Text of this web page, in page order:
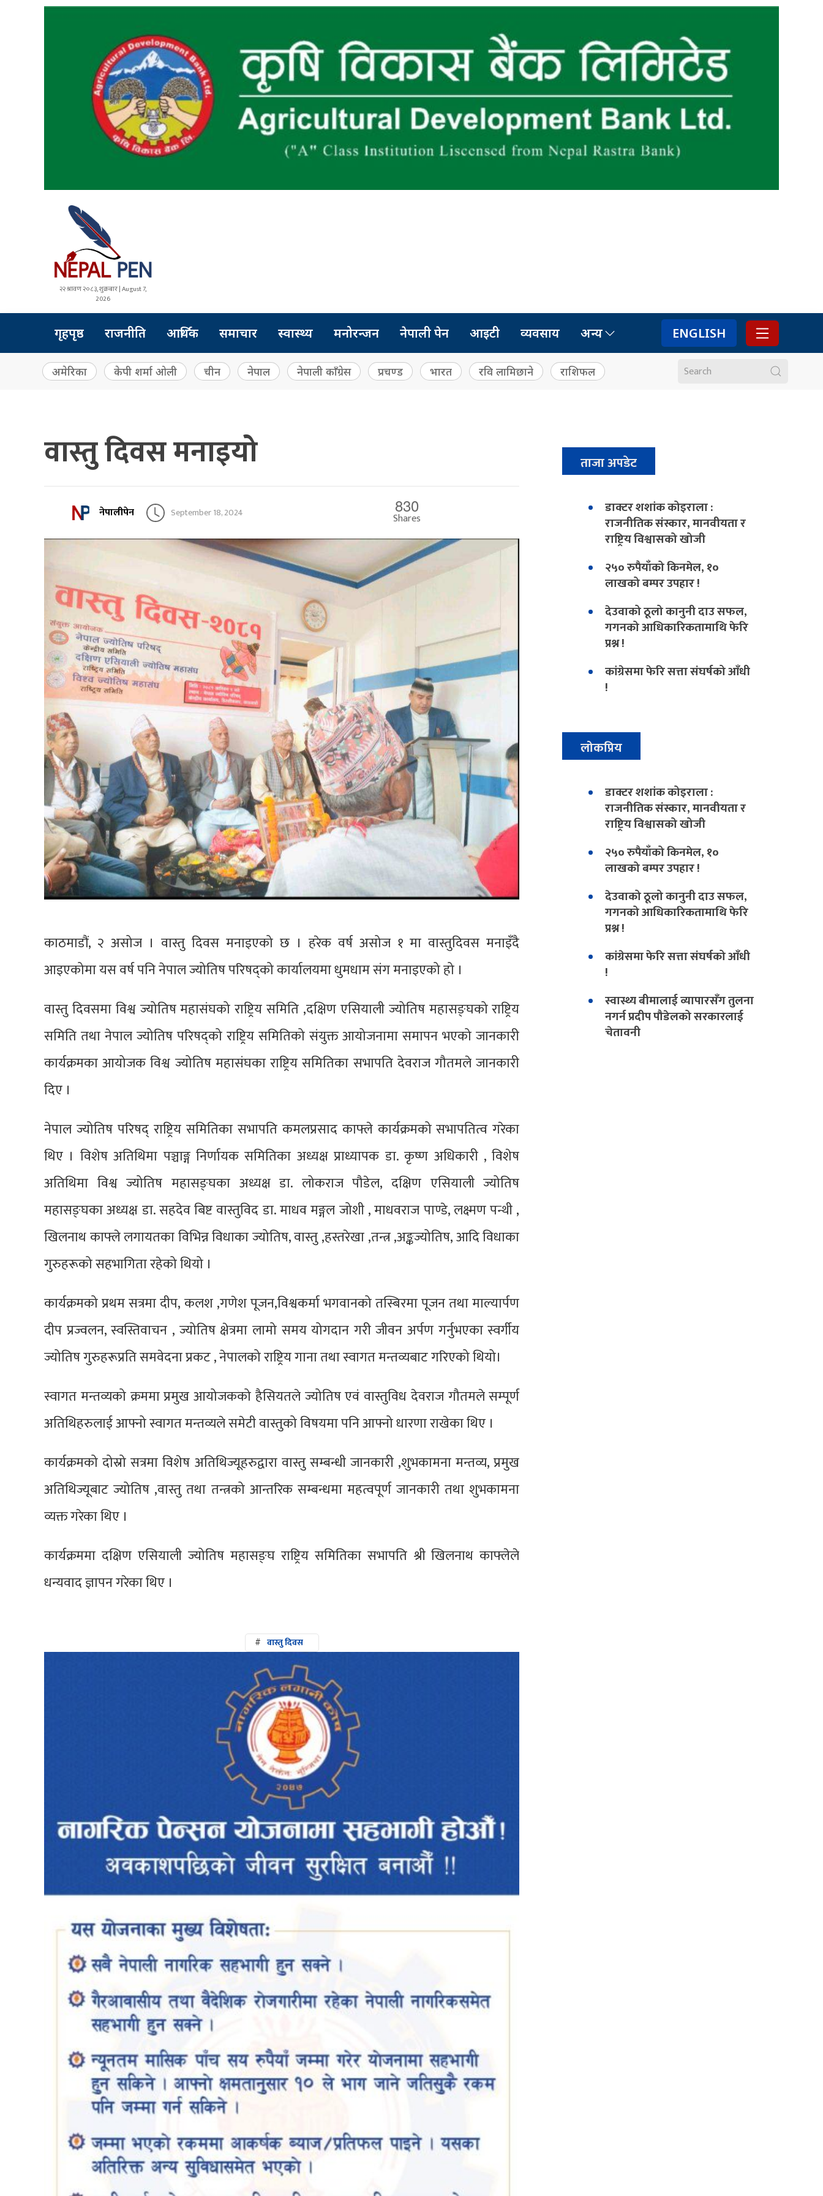
२२ श्रावण २०८३, शुक्रबार | August 7,
2026
गृहपृष्ठ राजनीति आर्थिक समाचार स्वास्थ्य मनोरन्जन नेपाली पेन आइटी व्यवसाय अन्य ENGLISH
अमेरिका केपी शर्मा ओली चीन नेपाल नेपाली काँग्रेस प्रचण्ड भारत रवि लामिछाने राशिफल
वास्तु दिवस मनाइयो
नेपालीपेन September 18, 2024 830
Shares
काठमाडौं, २ असोज । वास्तु दिवस मनाइएको छ । हरेक वर्ष असोज १ मा वास्तुदिवस मनाइँदै
आइएकोमा यस वर्ष पनि नेपाल ज्योतिष परिषद्को कार्यालयमा धुमधाम संग मनाइएको हो ।
वास्तु दिवसमा विश्व ज्योतिष महासंघको राष्ट्रिय समिति ,दक्षिण एसियाली ज्योतिष महासङ्घको राष्ट्रिय
समिति तथा नेपाल ज्योतिष परिषद्को राष्ट्रिय समितिको संयुक्त आयोजनामा समापन भएको जानकारी
कार्यक्रमका आयोजक विश्व ज्योतिष महासंघका राष्ट्रिय समितिका सभापति देवराज गौतमले जानकारी
दिए ।
नेपाल ज्योतिष परिषद् राष्ट्रिय समितिका सभापति कमलप्रसाद काफ्ले कार्यक्रमको सभापतित्व गरेका
थिए । विशेष अतिथिमा पञ्चाङ्ग निर्णायक समितिका अध्यक्ष प्राध्यापक डा. कृष्ण अधिकारी , विशेष
अतिथिमा विश्व ज्योतिष महासङ्घका अध्यक्ष डा. लोकराज पौडेल, दक्षिण एसियाली ज्योतिष
महासङ्घका अध्यक्ष डा. सहदेव बिष्ट वास्तुविद डा. माधव मङ्गल जोशी , माधवराज पाण्डे, लक्ष्मण पन्थी ,
खिलनाथ काफ्ले लगायतका विभिन्न विधाका ज्योतिष, वास्तु ,हस्तरेखा ,तन्त्र ,अङ्कज्योतिष, आदि विधाका
गुरुहरूको सहभागिता रहेको थियो ।
कार्यक्रमको प्रथम सत्रमा दीप, कलश ,गणेश पूजन,विश्वकर्मा भगवानको तस्बिरमा पूजन तथा माल्यार्पण
दीप प्रज्वलन, स्वस्तिवाचन , ज्योतिष क्षेत्रमा लामो समय योगदान गरी जीवन अर्पण गर्नुभएका स्वर्गीय
ज्योतिष गुरुहरूप्रति समवेदना प्रकट , नेपालको राष्ट्रिय गाना तथा स्वागत मन्तव्यबाट गरिएको थियो।
स्वागत मन्तव्यको क्रममा प्रमुख आयोजकको हैसियतले ज्योतिष एवं वास्तुविध देवराज गौतमले सम्पूर्ण
अतिथिहरुलाई आफ्नो स्वागत मन्तव्यले समेटी वास्तुको विषयमा पनि आफ्नो धारणा राखेका थिए ।
कार्यक्रमको दोस्रो सत्रमा विशेष अतिथिज्यूहरुद्वारा वास्तु सम्बन्धी जानकारी ,शुभकामना मन्तव्य, प्रमुख
अतिथिज्यूबाट ज्योतिष ,वास्तु तथा तन्त्रको आन्तरिक सम्बन्धमा महत्वपूर्ण जानकारी तथा शुभकामना
व्यक्त गरेका थिए ।
कार्यक्रममा दक्षिण एसियाली ज्योतिष महासङ्घ राष्ट्रिय समितिका सभापति श्री खिलनाथ काफ्लेले
धन्यवाद ज्ञापन गरेका थिए ।
# वास्तु दिवस
ताजा अपडेट
डाक्टर शशांक कोइराला :
राजनीतिक संस्कार, मानवीयता र
राष्ट्रिय विश्वासको खोजी
२५० रुपैयाँको किनमेल, १०
लाखको बम्पर उपहार !
देउवाको ठूलो कानुनी दाउ सफल,
गगनको आधिकारिकतामाथि फेरि
प्रश्न !
कांग्रेसमा फेरि सत्ता संघर्षको आँधी
!
लोकप्रिय
डाक्टर शशांक कोइराला :
राजनीतिक संस्कार, मानवीयता र
राष्ट्रिय विश्वासको खोजी
२५० रुपैयाँको किनमेल, १०
लाखको बम्पर उपहार !
देउवाको ठूलो कानुनी दाउ सफल,
गगनको आधिकारिकतामाथि फेरि
प्रश्न !
कांग्रेसमा फेरि सत्ता संघर्षको आँधी
!
स्वास्थ्य बीमालाई व्यापारसँग तुलना
नगर्न प्रदीप पौडेलको सरकारलाई
चेतावनी